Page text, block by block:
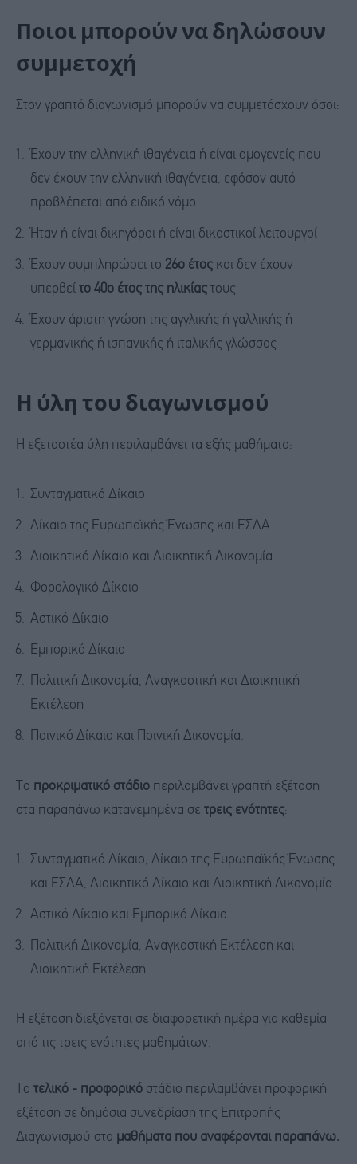
Ποιοι μπορούν να δηλώσουν
συμμετοχή
Στον γραπτό διαγωνισμό μπορούν να συμμετάσχουν όσοι:
Έχουν την ελληνική ιθαγένεια ή είναι ομογενείς που
δεν έχουν την ελληνική ιθαγένεια, εφόσον αυτό
προβλέπεται από ειδικό νόμο
Ήταν ή είναι δικηγόροι ή είναι δικαστικοί λειτουργοί
Έχουν συμπληρώσει το 26ο έτος και δεν έχουν
υπερβεί το 40ο έτος της ηλικίας τους
Έχουν άριστη γνώση της αγγλικής ή γαλλικής ή
γερμανικής ή ισπανικής ή ιταλικής γλώσσας
Η ύλη του διαγωνισμού
Η εξεταστέα ύλη περιλαμβάνει τα εξής μαθήματα:
Συνταγματικό Δίκαιο
Δίκαιο της Ευρωπαϊκής Ένωσης και ΕΣΔΑ
Διοικητικό Δίκαιο και Διοικητική Δικονομία
Φορολογικό Δίκαιο
Αστικό Δίκαιο
Εμπορικό Δίκαιο
Πολιτική Δικονομία, Αναγκαστική και Διοικητική
Εκτέλεση
Ποινικό Δίκαιο και Ποινική Δικονομία.
Το προκριματικό στάδιο περιλαμβάνει γραπτή εξέταση
στα παραπάνω κατανεμημένα σε τρεις ενότητες:
Συνταγματικό Δίκαιο, Δίκαιο της Ευρωπαϊκής Ένωσης
και ΕΣΔΑ, Διοικητικό Δίκαιο και Διοικητική Δικονομία
Αστικό Δίκαιο και Εμπορικό Δίκαιο
Πολιτική Δικονομία, Αναγκαστική Εκτέλεση και
Διοικητική Εκτέλεση
Η εξέταση διεξάγεται σε διαφορετική ημέρα για καθεμία
από τις τρεις ενότητες μαθημάτων.
Το τελικό - προφορικό στάδιο περιλαμβάνει προφορική
εξέταση σε δημόσια συνεδρίαση της Επιτροπής
Διαγωνισμού στα μαθήματα που αναφέρονται παραπάνω.